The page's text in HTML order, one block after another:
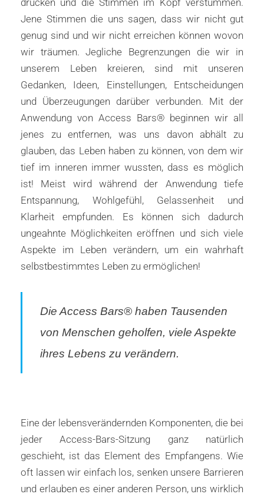
drücken und die Stimmen im Kopf verstummen.
Jene Stimmen die uns sagen, dass wir nicht gut
genug sind und wir nicht erreichen können wovon
wir träumen. Jegliche Begrenzungen die wir in
unserem Leben kreieren, sind mit unseren
Gedanken, Ideen, Einstellungen, Entscheidungen
und Überzeugungen darüber verbunden. Mit der
Anwendung von Access Bars® beginnen wir all
jenes zu entfernen, was uns davon abhält zu
glauben, das Leben haben zu können, von dem wir
tief im inneren immer wussten, dass es möglich
ist! Meist wird während der Anwendung tiefe
Entspannung, Wohlgefühl, Gelassenheit und
Klarheit empfunden. Es können sich dadurch
ungeahnte Möglichkeiten eröffnen und sich viele
Aspekte im Leben verändern, um ein wahrhaft
selbstbestimmtes Leben zu ermöglichen!
Die Access Bars® haben Tausenden
von Menschen geholfen, viele Aspekte
ihres Lebens zu verändern.
Eine der lebensverändernden Komponenten, die bei
jeder Access-Bars-Sitzung ganz natürlich
geschieht, ist das Element des Empfangens. Wie
oft lassen wir einfach los, senken unsere Barrieren
und erlauben es einer anderen Person, uns wirklich